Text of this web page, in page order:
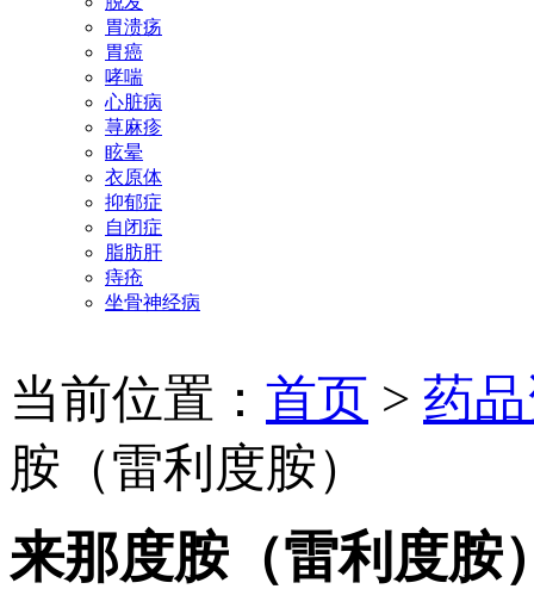
胃溃疡
胃癌
哮喘
心脏病
荨麻疹
眩晕
衣原体
抑郁症
自闭症
脂肪肝
痔疮
坐骨神经病
当前位置： 首页 > 药
胺（雷利度胺）
来那度胺（雷利度胺